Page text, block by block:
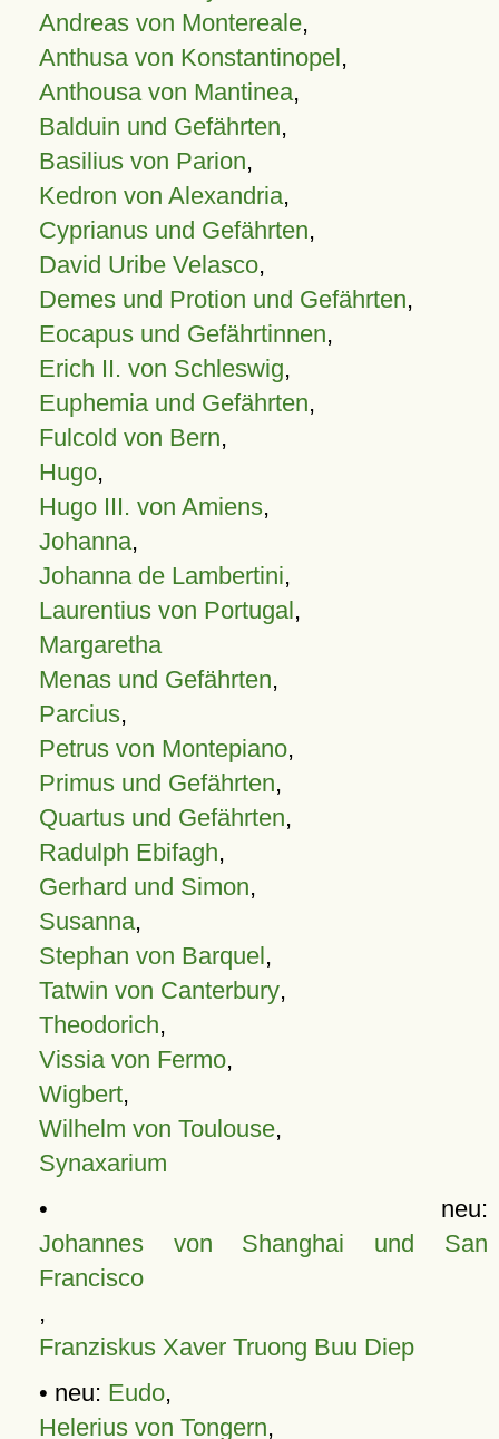
Andreas von Montereale,
Anthusa von Konstantinopel,
Anthousa von Mantinea,
Balduin und Gefährten,
Basilius von Parion,
Kedron von Alexandria,
Cyprianus und Gefährten,
David Uribe Velasco,
Demes und Protion und Gefährten,
Eocapus und Gefährtinnen,
Erich II. von Schleswig,
Euphemia und Gefährten,
Fulcold von Bern,
Hugo,
Hugo III. von Amiens,
Johanna,
Johanna de Lambertini,
Laurentius von Portugal,
Margaretha
Menas und Gefährten,
Parcius,
Petrus von Montepiano,
Primus und Gefährten,
Quartus und Gefährten,
Radulph Ebifagh,
Gerhard und Simon,
Susanna,
Stephan von Barquel,
Tatwin von Canterbury,
Theodorich,
Vissia von Fermo,
Wigbert,
Wilhelm von Toulouse,
Synaxarium
• neu:
Johannes von Shanghai und San
Francisco
,
Franziskus Xaver Truong Buu Diep
• neu: Eudo,
Helerius von Tongern,